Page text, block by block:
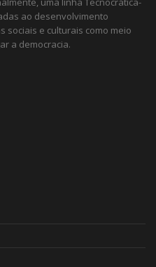
ao desenvolvimento
sociais e culturais como meio
a democracia.